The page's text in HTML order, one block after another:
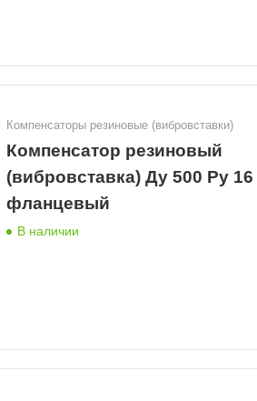
Компенсаторы резиновые (вибровставки)
Компенсатор резиновый
(вибровставка) Ду 500 Ру 16
фланцевый
В наличии